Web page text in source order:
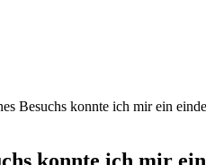
Besuchs konnte ich mir ein